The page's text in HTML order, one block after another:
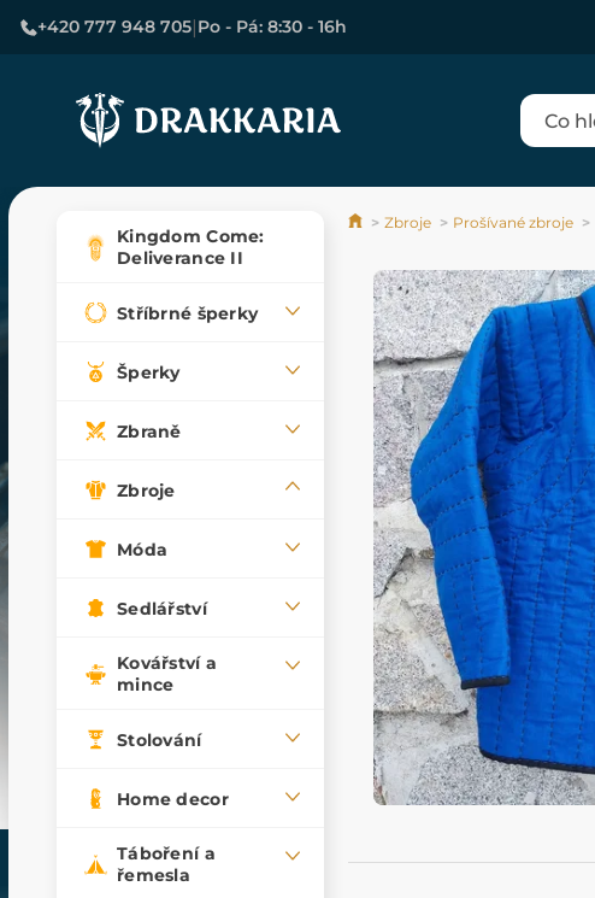
+420 777 948 705|Po - Pá: 8:30 - 16h
Kingdom Come:
Deliverance II
Stříbrné šperky
Šperky
Zbraně
Zbroje
Móda
Sedlářství
Kovářství a
mince
Stolování
Home decor
Táboření a
řemesla
Zbroje Prošívané zbroje